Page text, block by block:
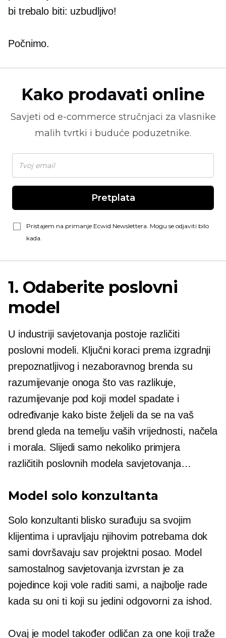
bi trebalo biti: uzbudljivo!
Počnimo.
Kako prodavati online
Savjeti od e-commerce stručnjaci za vlasnike
malih tvrtki i buduće poduzetnike.
Pretplata
Pristajem na primanje Ecwid Newslettera. Mogu se odjaviti bilo
kada.
1. Odaberite poslovni
model
U industriji savjetovanja postoje različiti
poslovni modeli. Ključni koraci prema izgradnji
prepoznatljivog i nezaboravnog brenda su
razumijevanje onoga što vas razlikuje,
razumijevanje pod koji model spadate i
određivanje kako biste željeli da se na vaš
brend gleda na temelju vaših vrijednosti, načela
i morala. Slijedi samo nekoliko primjera
različitih poslovnih modela savjetovanja…
Model solo konzultanta
Solo konzultanti blisko surađuju sa svojim
klijentima i upravljaju njihovim potrebama dok
sami dovršavaju sav projektni posao. Model
samostalnog savjetovanja izvrstan je za
pojedince koji vole raditi sami, a najbolje rade
kada su oni ti koji su jedini odgovorni za ishod.
Ovaj je model također odličan za one koji traže